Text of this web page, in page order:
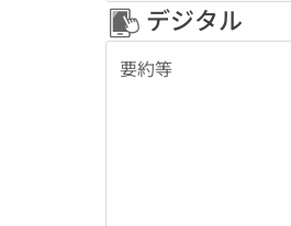
デジタル
要約等